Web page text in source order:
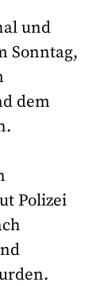
und
Sonntag,
dem
Polizei